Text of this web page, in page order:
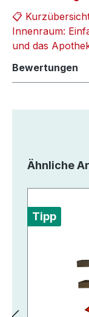
📋
Innenraum:
und das
Bewertungen
Produktgalerie
Ähnliche
Tipp